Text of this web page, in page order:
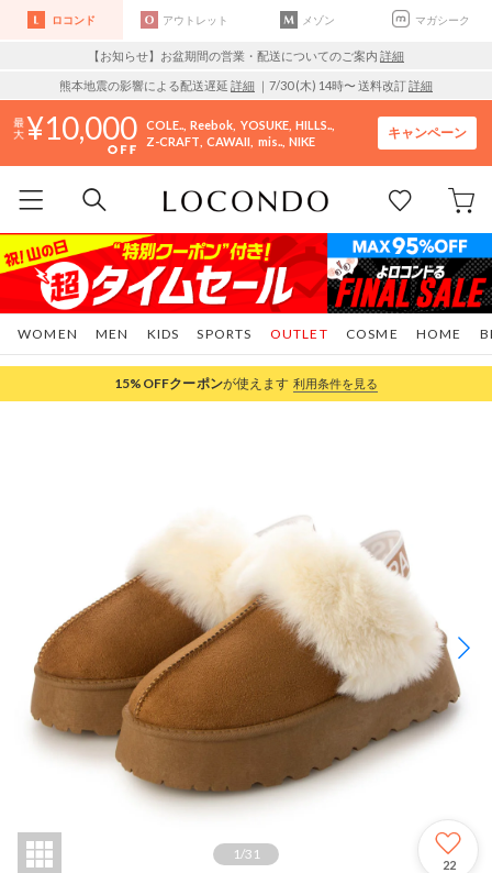
ロコンド アウトレット メゾン マガシーク
【お知らせ】お盆期間の営業・配送についてのご案内 詳細
熊本地震の影響による配送遅延 詳細 ｜7/30 (木) 14時〜 送料改訂詳細
10,000 COLE.. Reebok YOSUKE HILLS..
Z-CRAFT CAWAII mis.. NIKE
キャンペーン
WOMEN MEN KIDS SPORTS COSME HOME
OUTLET
15%OFFクーポンが使えます 利用条件を見る
1 /31
22